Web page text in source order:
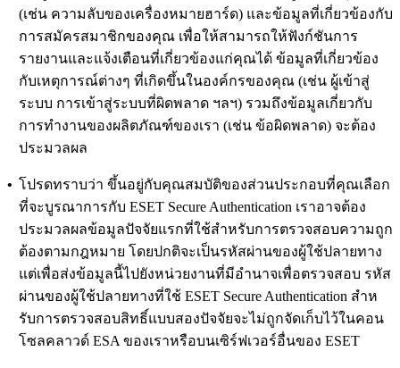
(เช่น ความลับของเครื่องหมายฮาร์ด) และข้อมูลที่เกี่ยวข้องกับ
การสมัครสมาชิกของคุณ เพื่อให้สามารถให้ฟังก์ชันการ
รายงานและแจ้งเตือนที่เกี่ยวข้องแก่คุณได้ ข้อมูลที่เกี่ยวข้อง
กับเหตุการณ์ต่างๆ ที่เกิดขึ้นในองค์กรของคุณ (เช่น ผู้เข้าสู่
ระบบ การเข้าสู่ระบบที่ผิดพลาด ฯลฯ) รวมถึงข้อมูลเกี่ยวกับ
การทํางานของผลิตภัณฑ์ของเรา (เช่น ข้อผิดพลาด) จะต้อง
ประมวลผล
• โปรดทราบว่า ขึ้นอยู่กับคุณสมบัติของส่วนประกอบที่คุณเลือก
ที่จะบูรณาการกับ ESET Secure Authentication เราอาจต้อง
ประมวลผลข้อมูลปัจจัยแรกที่ใช้สําหรับการตรวจสอบความถูก
ต้องตามกฎหมาย โดยปกติจะเป็นรหัสผ่านของผู้ใช้ปลายทาง
แต่เพื่อส่งข้อมูลนี้ไปยังหน่วยงานที่มีอํานาจเพื่อตรวจสอบ รหัส
ผ่านของผู้ใช้ปลายทางที่ใช้ ESET Secure Authentication สําห
รับการตรวจสอบสิทธิ์แบบสองปัจจัยจะไม่ถูกจัดเก็บไว้ในคอน
โซลคลาวด์ ESA ของเราหรือบนเซิร์ฟเวอร์อื่นของ ESET